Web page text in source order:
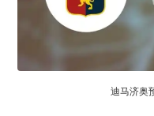
迪马济奥